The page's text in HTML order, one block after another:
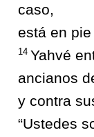
caso,
está en
14 Yahvé
ancianos
y contra
“Ustedes